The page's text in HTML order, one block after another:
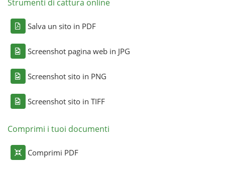
Strumenti di cattura online
Salva un sito in PDF
Screenshot pagina web in JPG
Screenshot sito in PNG
Screenshot sito in TIFF
Comprimi i tuoi documenti
Comprimi PDF